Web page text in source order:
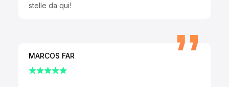
stelle da qui!
MARCOS FAR